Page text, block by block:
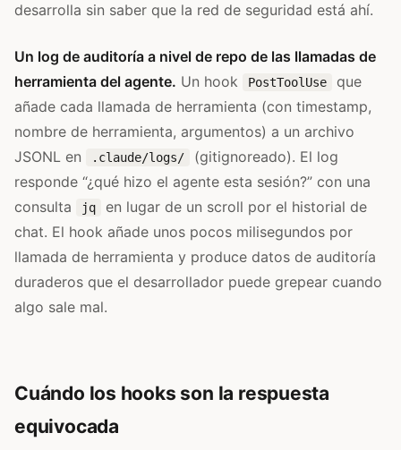
desarrolla sin saber que la red de seguridad está ahí.
Un log de auditoría a nivel de repo de las llamadas de
herramienta del agente. Un hook PostToolUse
que
añade cada llamada de herramienta (con timestamp,
nombre de herramienta, argumentos) a un archivo
JSONL en
.claude/logs/
(gitignoreado). El log
responde “¿qué hizo el agente esta sesión?” con una
consulta
jq
en lugar de un scroll por el historial de
chat. El hook añade unos pocos milisegundos por
llamada de herramienta y produce datos de auditoría
duraderos que el desarrollador puede grepear cuando
algo sale mal.
Cuándo los hooks son la respuesta
equivocada